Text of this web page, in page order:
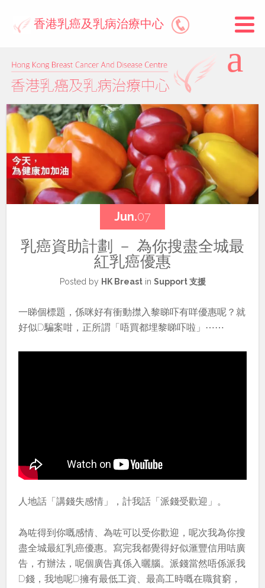
Jun.07
乳癌資助計劃 － 為你搜盡全城最
紅乳癌優惠
Posted by HK Breastin Support 支援
一睇個標題，係咪好有衝動㩒入黎睇吓有咩優惠呢？就
好似D騙案咁，正所謂「唔買都埋黎睇吓啦」⋯⋯
人地話「講錢失感情」，計我話「派錢受歡迎」。
為咗得到你嘅感情、為咗可以受你歡迎，呢次我為你搜
盡全城最紅乳癌優惠。寫完我都覺得好似滙豐信用咭廣
告，冇辦法，呢個廣告真係入曬腦。派錢當然唔係派我
D錢，我地呢D擁有最低工資、最高工時嘅在職貧窮，
香港乳癌及乳病治療中心